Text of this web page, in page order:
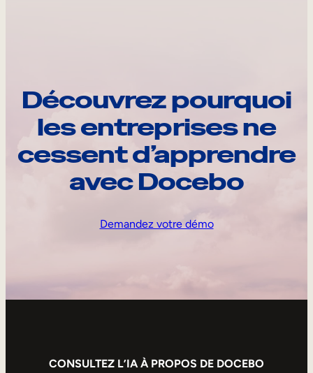
Découvrez pourquoi
les entreprises ne
cessent d’apprendre
avec Docebo
Demandez votre démo
CONSULTEZ L’IA À PROPOS DE DOCEBO